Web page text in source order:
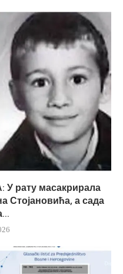
рату масакрирала
Стојановића, а сада